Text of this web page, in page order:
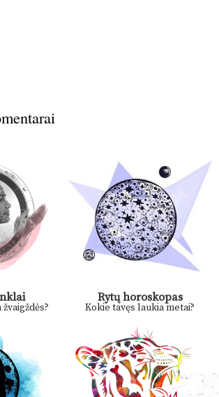
Rytų horoskopas
Kokie tavęs laukia metai?